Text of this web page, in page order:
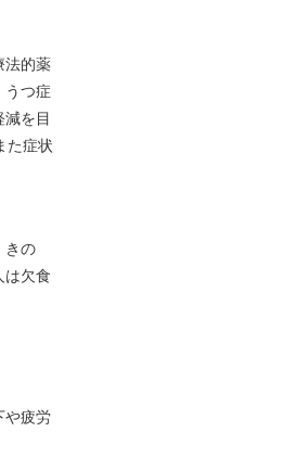
法的薬
うつ症
を目
た症状
きの
は欠食
や疲労